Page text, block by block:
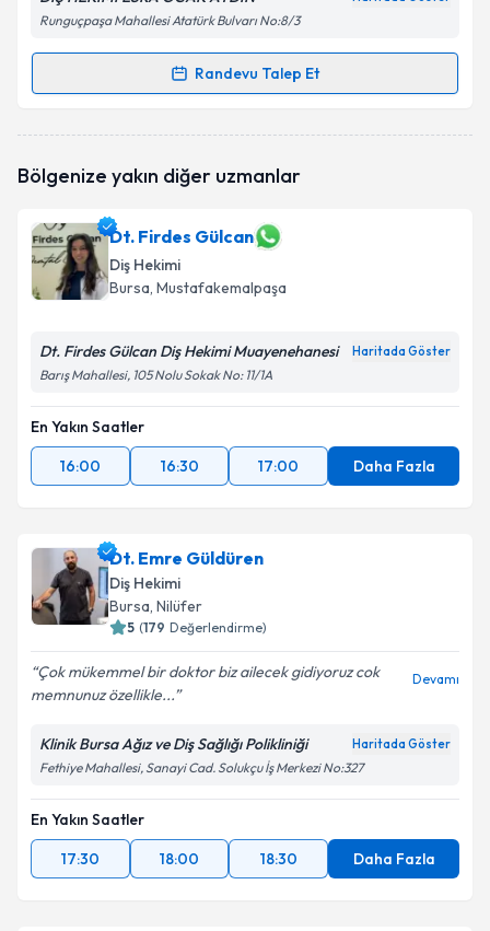
Kişisel verilerimin işlenmesine ilişkinAydınlatma
'ni okudum ve kişisel verilerimin belirtilen
Takvim Talebini Gönder
Runguçpaşa Mahallesi Atatürk Bulvarı No:8/3
Randevu Talep Et
Randevu Takvimi Talebi
oluşturun. Size bu uzmandan randevu almanız için bir
E-posta Adresiniz
Kişisel verilerimin işlenmesine ilişkin
Aydınlatma
Metni'ni okudum ve kişisel verilerimin belirtilen
Takvim Talebini Gönder
Bölgenize yakın diğer uzmanlar
Dt. Firdes Gülcan
Diş Hekimi
Bursa, Mustafakemalpaşa
Dt. Firdes Gülcan Diş Hekimi Muayenehanesi Haritada Göster
Barış Mahallesi, 105 Nolu Sokak No: 11/1A
En Yakın Saatler
16:00
16:30 17:00 Daha Fazla
Dt. Emre Güldüren
Diş Hekimi
Bursa, Nilüfer
5 (179 Değerlendirme)
Çok mükemmel bir doktor biz ailecek gidiyoruz cok
memnunuz özellikle...
Devamı
Klinik Bursa Ağız ve Diş Sağlığı Polikliniği Haritada Göster
Fethiye Mahallesi, Sanayi Cad. Solukçu İş Merkezi No:327
En Yakın Saatler
17:30
18:00 18:30 Daha Fazla